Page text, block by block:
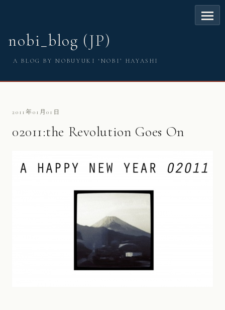
nobi_blog (JP)
A BLOG BY NOBUYUKI ‘NOBI’ HAYASHI
2011年01月01日
02011:the Revolution Goes On